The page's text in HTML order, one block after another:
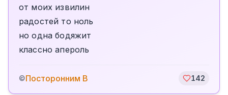
от моих извилин
радостей то ноль
но одна бодяжит
классно апероль
©Посторонним В 142